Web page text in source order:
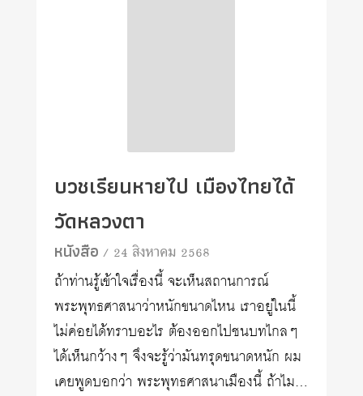
บวชเรียนหายไป เมืองไทยได้
วัดหลวงตา
หนังสือ/ 24 สิงหาคม 2568
ถ้าท่านรู้เข้าใจเรื่องนี้ จะเห็นสถานการณ์
พระพุทธศาสนาว่าหนักขนาดไหน เราอยู่ในนี้
ไม่ค่อยได้ทราบอะไร ต้องออกไปชนบทไกลๆ
ได้เห็นกว้างๆ จึงจะรู้ว่ามันทรุดขนาดหนัก ผม
เคยพูดบอกว่า พระพุทธศาสนาเมืองนี้ ถ้าไม…